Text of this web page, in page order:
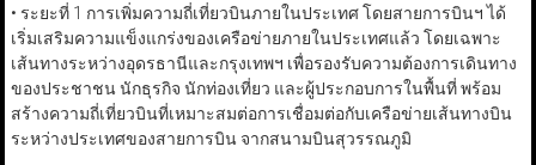
• ระยะที่ 1 การเพิ่มความถี่เที่ยวบินภายในประเทศ โดยสายการบินฯ ได้
เริ่มเสริมความแข็งแกร่งของเครือข่ายภายในประเทศแล้ว โดยเฉพาะ
เส้นทางระหว่างอุดรธานีและกรุงเทพฯ เพื่อรองรับความต้องการเดินทาง
ของประชาชน นักธุรกิจ นักท่องเที่ยว และผู้ประกอบการในพื้นที่ พร้อม
สร้างความถี่เที่ยวบินที่เหมาะสมต่อการเชื่อมต่อกับเครือข่ายเส้นทางบิน
ระหว่างประเทศของสายการบิน จากสนามบินสุวรรณภูมิ